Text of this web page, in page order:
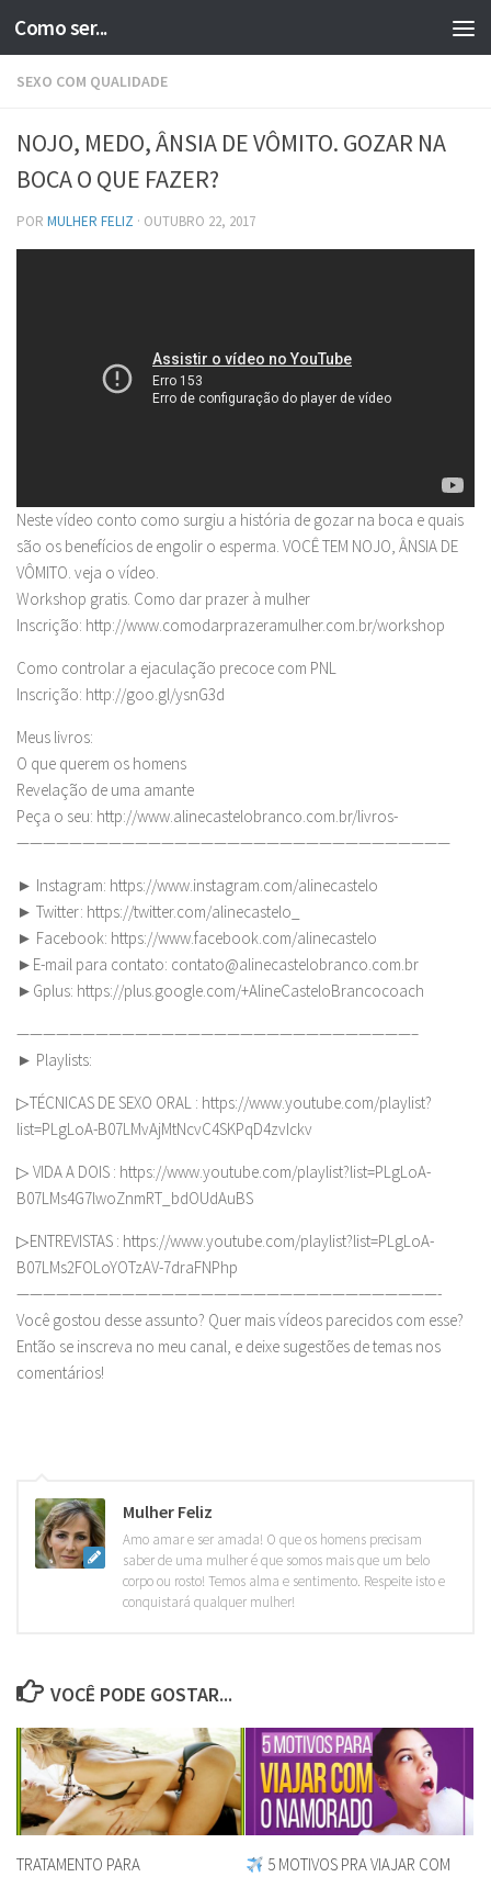
Skip to content
Como ser...
SEXO COM QUALIDADE
NOJO, MEDO, ÂNSIA DE VÔMITO. GOZAR NA
BOCA O QUE FAZER?
POR MULHER FELIZ · OUTUBRO 22, 2017
Neste vídeo conto como surgiu a história de gozar na boca e quais
são os benefícios de engolir o esperma. VOCÊ TEM NOJO, ÂNSIA DE
VÔMITO. veja o vídeo.
Workshop gratis. Como dar prazer à mulher
Inscrição: http://www.comodarprazeramulher.com.br/workshop
Como controlar a ejaculação precoce com PNL
Inscrição: http://goo.gl/ysnG3d
Meus livros:
O que querem os homens
Revelação de uma amante
Peça o seu: http://www.alinecastelobranco.com.br/livros-
—————————————————————————————————
► Instagram: https://www.instagram.com/alinecastelo
► Twitter: https://twitter.com/alinecastelo_
► Facebook: https://www.facebook.com/alinecastelo
►E-mail para contato: contato@alinecastelobranco.com.br
►Gplus: https://plus.google.com/+AlineCasteloBrancocoach
——————————————————————————————–
► Playlists:
▷TÉCNICAS DE SEXO ORAL : https://www.youtube.com/playlist?
list=PLgLoA-B07LMvAjMtNcvC4SKPqD4zvIckv
▷ VIDA A DOIS : https://www.youtube.com/playlist?list=PLgLoA-
B07LMs4G7lwoZnmRT_bdOUdAuBS
▷ENTREVISTAS : https://www.youtube.com/playlist?list=PLgLoA-
B07LMs2FOLoYOTzAV-7draFNPhp
————————————————————————————————-
Você gostou desse assunto? Quer mais vídeos parecidos com esse?
Então se inscreva no meu canal, e deixe sugestões de temas nos
comentários!
Mulher Feliz
Amo amar e ser amada! O que os homens precisam
saber de uma mulher é que somos mais que um belo
corpo ou rosto! Temos alma e sentimento. Respeite isto e
conquistará qualquer mulher!
VOCÊ PODE GOSTAR...
TRATAMENTO PARA
5 MOTIVOS PRA VIAJAR COM